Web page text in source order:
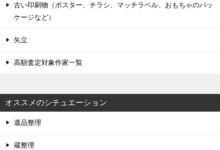
古い印刷物（ポスター、チラシ、マッチラベル、おもちゃのパッ
ケージなど）
矢立
高額査定対象作家一覧
オススメのシチュエーション
遺品整理
蔵整理